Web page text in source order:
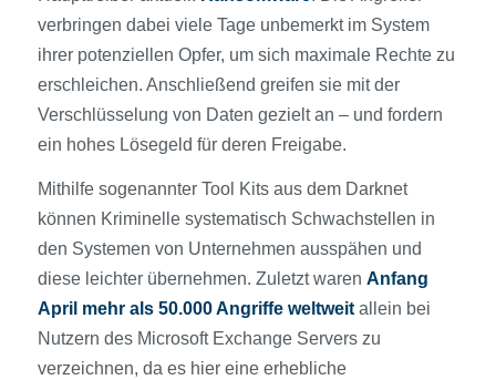
verbringen dabei viele Tage unbemerkt im System
ihrer potenziellen Opfer, um sich maximale Rechte zu
erschleichen. Anschließend greifen sie mit der
Verschlüsselung von Daten gezielt an – und fordern
ein hohes Lösegeld für deren Freigabe.
Mithilfe sogenannter Tool Kits aus dem Darknet
können Kriminelle systematisch Schwachstellen in
den Systemen von Unternehmen ausspähen und
diese leichter übernehmen. Zuletzt waren Anfang
April mehr als 50.000 Angriffe weltweitallein bei
Nutzern des Microsoft Exchange Servers zu
verzeichnen, da es hier eine erhebliche